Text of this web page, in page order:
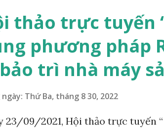
thảo trực tuyến
phương pháp
trì nhà máy
Thứ Ba, tháng 8 30, 2022
23/09/2021, Hội thảo trực tuyến